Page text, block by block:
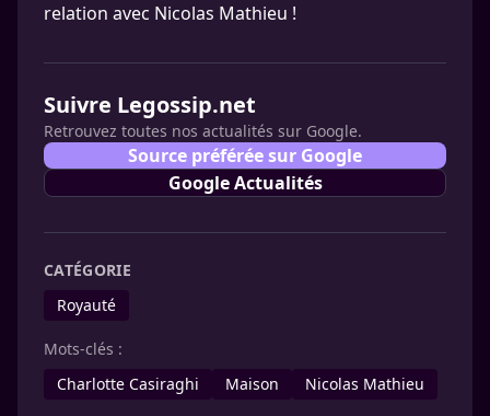
relation avec Nicolas Mathieu !
Suivre Legossip.net
Retrouvez toutes nos actualités sur Google.
Source préférée sur Google
Google Actualités
CATÉGORIE
Royauté
Mots-clés :
Charlotte Casiraghi
Maison Nicolas Mathieu